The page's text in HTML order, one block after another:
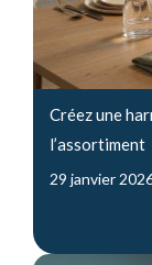
Créez une
l’assortiment
29 janvier